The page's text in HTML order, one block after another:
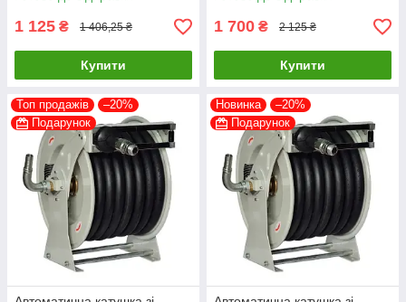
1 125 ₴ 1 406,25 ₴
Купити
1 700 ₴ 2 125 ₴
Купити
Топ продажів
–20%
Подарунок
Новинка
–20%
Подарунок